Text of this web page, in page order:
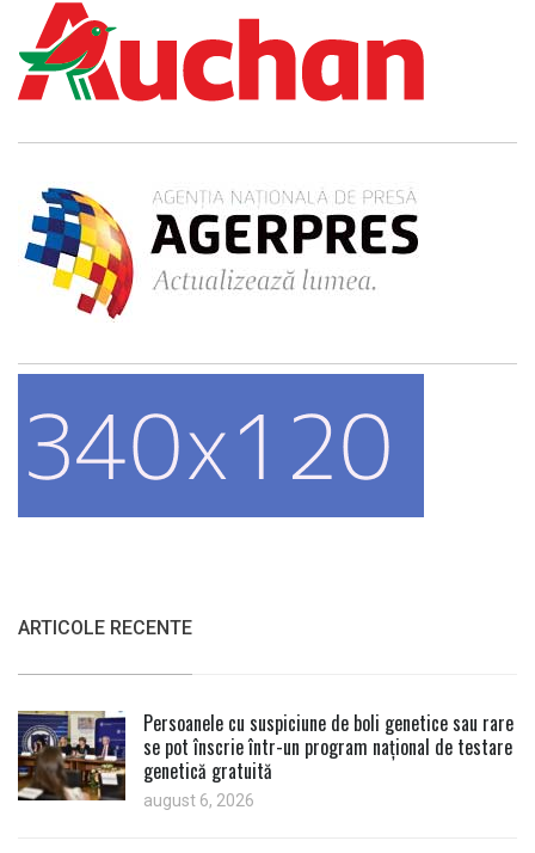
ARTICOLE RECENTE
Persoanele cu suspiciune de boli genetice sau rare
se pot înscrie într-un program național de testare
genetică gratuită
august 6, 2026